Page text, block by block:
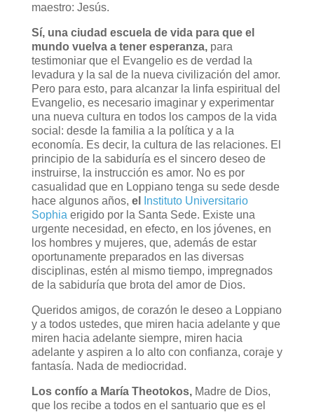
maestro: Jesús.
Sí, una ciudad escuela de vida para que el
mundo vuelva a tener esperanza, para
testimoniar que el Evangelio es de verdad la
levadura y la sal de la nueva civilización del amor.
Pero para esto, para alcanzar la linfa espiritual del
Evangelio, es necesario imaginar y experimentar
una nueva cultura en todos los campos de la vida
social: desde la familia a la política y a la
economía. Es decir, la cultura de las relaciones. El
principio de la sabiduría es el sincero deseo de
instruirse, la instrucción es amor. No es por
casualidad que en Loppiano tenga su sede desde
hace algunos años, el
Instituto Universitario
Sophia erigido por la Santa Sede. Existe una
urgente necesidad, en efecto, en los jóvenes, en
los hombres y mujeres, que, además de estar
oportunamente preparados en las diversas
disciplinas, estén al mismo tiempo, impregnados
de la sabiduría que brota del amor de Dios.
Queridos amigos, de corazón le deseo a Loppiano
y a todos ustedes, que miren hacia adelante y que
miren hacia adelante siempre, miren hacia
adelante y aspiren a lo alto con confianza, coraje y
fantasía. Nada de mediocridad.
Los confío a María Theotokos,Madre de Dios,
que los recibe a todos en el santuario que es el